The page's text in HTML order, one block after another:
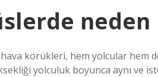
körükleri, hem yolcular hem
yolculuk boyunca aynı ve